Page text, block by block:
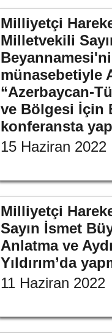
Milliyetçi
Milletvekili
münasebetiyle
“Azerbaycan-
ve Bölgesi İçin
konferansta
15 Haziran 2022
Milliyetçi
Sayın İsmet
Anlatma ve
Yıldırım’da
11 Haziran 2022